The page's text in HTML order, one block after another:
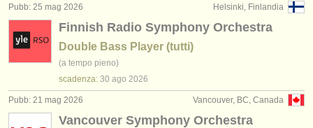
Helsinki, Finlandia
Pubb: 25 mag 2026
Finnish Radio Symphony Orchestra
Double Bass Player (tutti)
(a tempo pieno)
scadenza: 30 ago 2026
Vancouver, BC, Canada
Pubb: 21 mag 2026
Vancouver Symphony Orchestra